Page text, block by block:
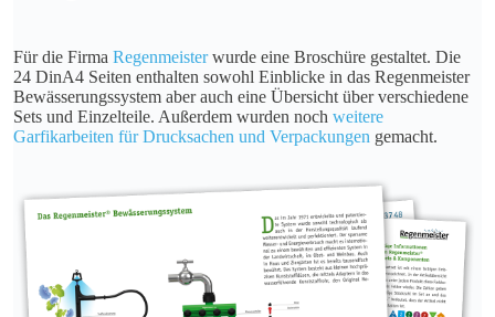
Für die Firma Regenmeisterwurde eine Broschüre gestaltet. Die
24 DinA4 Seiten enthalten sowohl Einblicke in das Regenmeister
Bewässerungssystem aber auch eine Übersicht über verschiedene
Sets und Einzelteile. Außerdem wurden noch weitere
Garfikarbeiten für Drucksachen und Verpackungen gemacht.